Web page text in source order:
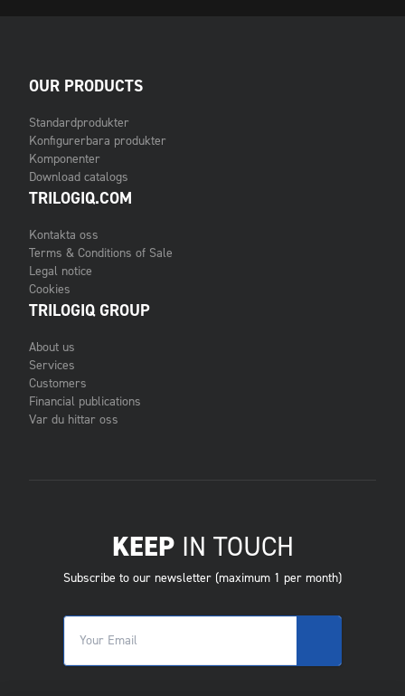
OUR PRODUCTS
Standardprodukter
Konfigurerbara produkter
Komponenter
Download catalogs
TRILOGIQ.COM
Kontakta oss
Terms & Conditions of Sale
Legal notice
Cookies
TRILOGIQ GROUP
About us
Services
Customers
Financial publications
Var du hittar oss
KEEPIN TOUCH
Subscribe to our newsletter (maximum 1 per month)